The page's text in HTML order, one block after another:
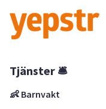
Tjänster 🛎
👶 Barnvakt